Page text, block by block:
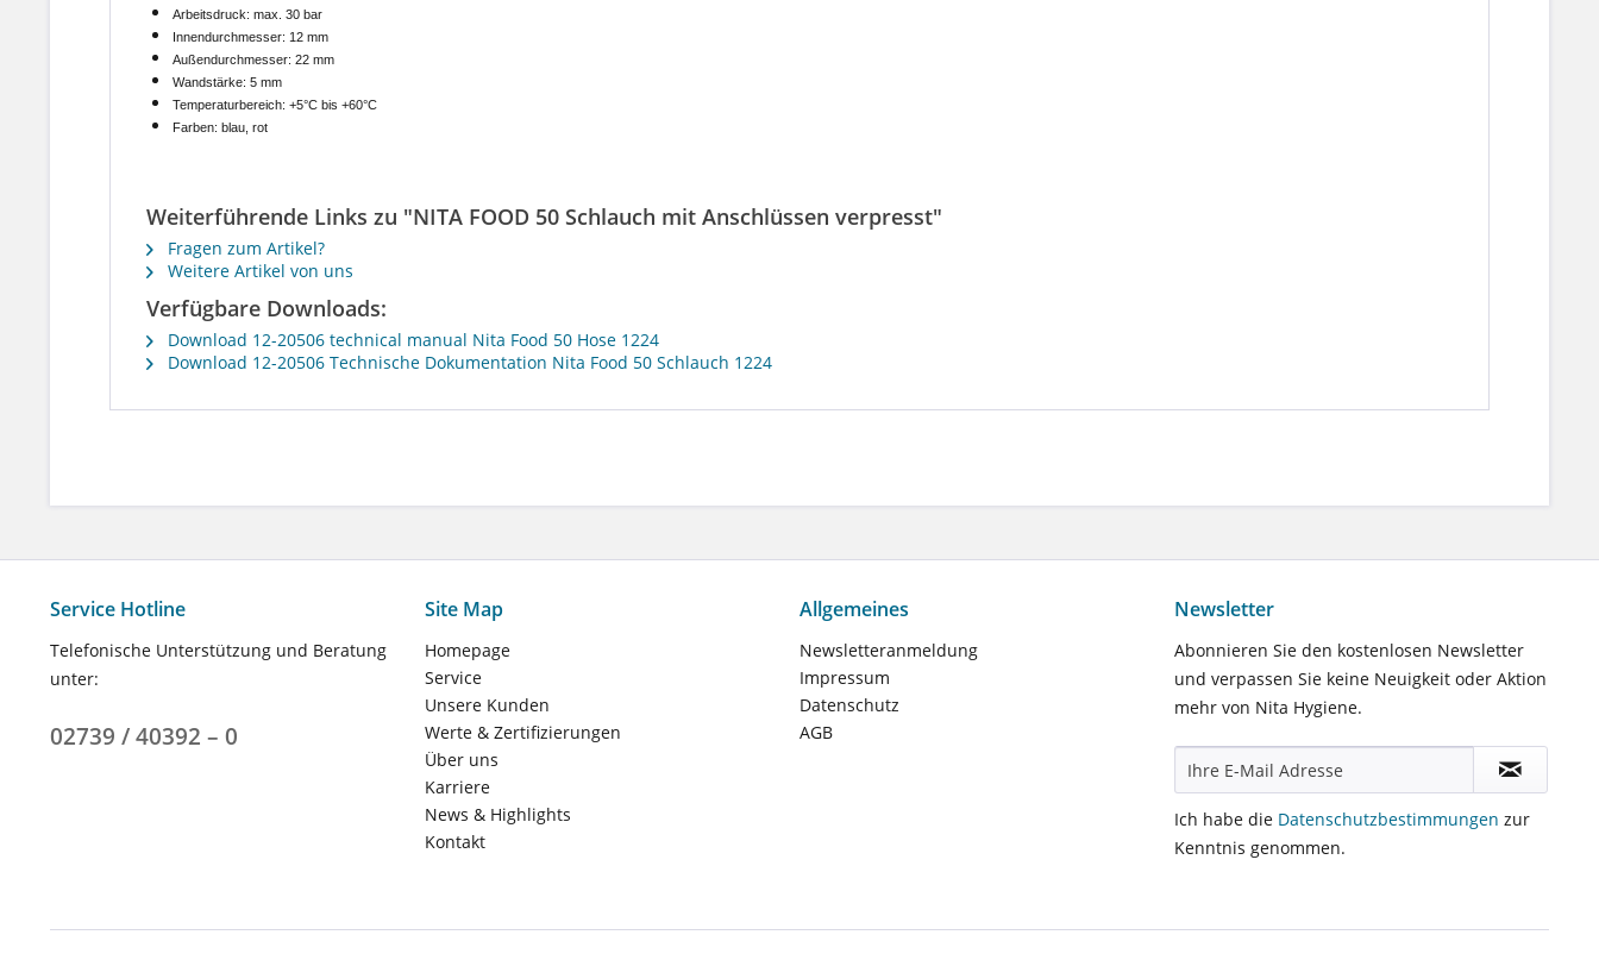
Arbeitsdruck: max. 30 bar
Innendurchmesser: 12 mm
Außendurchmesser: 22 mm
Wandstärke: 5 mm
Temperaturbereich: +5°C bis +60°C
Farben: blau, rot
Weiterführende Links zu "NITA FOOD 50 Schlauch mit Anschlüssen verpresst"
Fragen zum Artikel?
Weitere Artikel von uns
Verfügbare Downloads:
Download 12-20506 technical manual Nita Food 50 Hose 1224
Download 12-20506 Technische Dokumentation Nita Food 50 Schlauch 1224
Service Hotline
Telefonische Unterstützung und Beratung
unter:
02739 / 40392 – 0
Site Map
Homepage
Service
Unsere Kunden
Werte & Zertifizierungen
Über uns
Karriere
News & Highlights
Kontakt
Allgemeines
Newsletteranmeldung
Impressum
Datenschutz
AGB
Newsletter
Abonnieren Sie den kostenlosen Newsletter
und verpassen Sie keine Neuigkeit oder Aktion
mehr von Nita Hygiene.
Ich habe die Datenschutzbestimmungen zur
Kenntnis genommen.